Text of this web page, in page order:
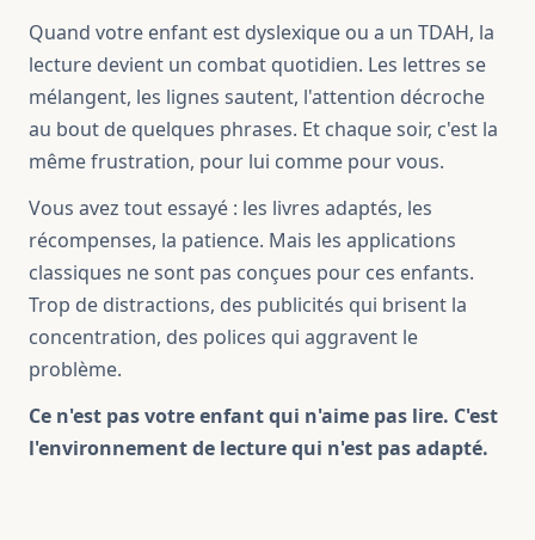
Quand votre enfant est dyslexique ou a un TDAH, la
lecture devient un combat quotidien. Les lettres se
mélangent, les lignes sautent, l'attention décroche
au bout de quelques phrases. Et chaque soir, c'est la
même frustration, pour lui comme pour vous.
Vous avez tout essayé : les livres adaptés, les
récompenses, la patience. Mais les applications
classiques ne sont pas conçues pour ces enfants.
Trop de distractions, des publicités qui brisent la
concentration, des polices qui aggravent le
problème.
Ce n'est pas votre enfant qui n'aime pas lire. C'est
l'environnement de lecture qui n'est pas adapté.